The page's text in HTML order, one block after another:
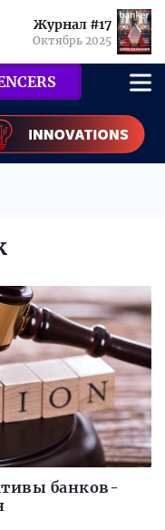
Журнал #17
Октябрь 2025
банков-